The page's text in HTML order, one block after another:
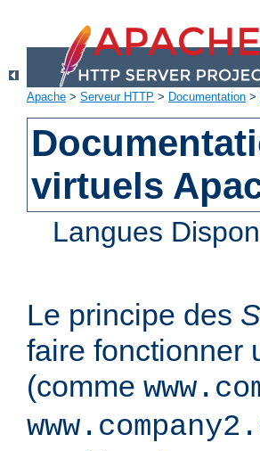
Apache > Serveur HTTP > Documentation >
virtuels
Langues
Le principe des
faire fonctionner
(comme